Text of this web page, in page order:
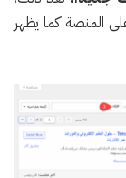
المنصة كما يظهر